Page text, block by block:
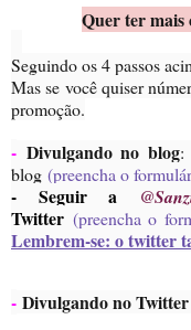
Quer ter mais
Seguindo os 4 passos
Mas se você quiser
promoção.
- Divulgando no blog:
blog (preencha o
- Seguir a
Twitter (preencha o
Lembrem-se: o twitter
- Divulgando no Twitter